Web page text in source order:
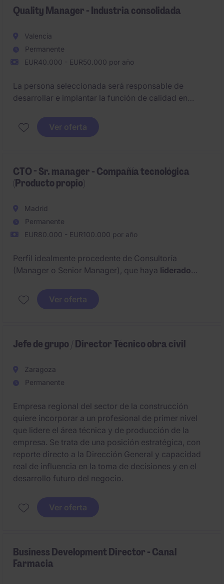
international organization.
Quality Manager - Industria consolidada
Valencia
Permanente
EUR40.000 - EUR50.000 por año
La persona seleccionada será responsable de
desarrollar e implantar la función de calidad en
procedimientos directamente en el entorno
productivo. El objetivo es asegurar la calidad del
operativa, altamente integrada con producción.
Ver oferta
CTO - Sr. manager - Compañía tecnológica
(Producto propio)
Madrid
Permanente
EUR80.000 - EUR100.000 por año
Perfil idealmente procedente de Consultoría
(Manager o Senior Manager), que haya liderado
ciclo CI/CD , Devops, que sepa aportar soluciones
al equipo técnico.
una implicación directa en el desarrollo, y evolución
Inteligencia Artificial y datos.
Ver oferta
Jefe de grupo / Director Técnico obra civil
Zaragoza
Permanente
Empresa regional del sector de la construcción
quiere incorporar a un profesional de primer nivel
que lidere el área técnica y de producción de la
empresa. Se trata de una posición estratégica, con
reporte directo a la Dirección General y capacidad
real de influencia en la toma de decisiones y en el
desarrollo futuro del negocio.
Ver oferta
Business Development Director - Canal
Farmacia